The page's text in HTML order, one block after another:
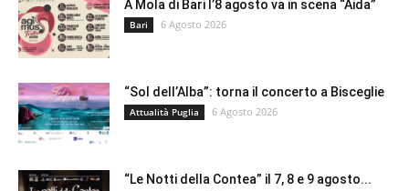
A Mola di Bari l’8 agosto va in scena “Aida”
Bari 6 Agosto 2026
“Sol dell’Alba”: torna il concerto a Bisceglie
Attualità Puglia 6 Agosto 2026
“Le Notti della Contea” il 7, 8 e 9 agosto...